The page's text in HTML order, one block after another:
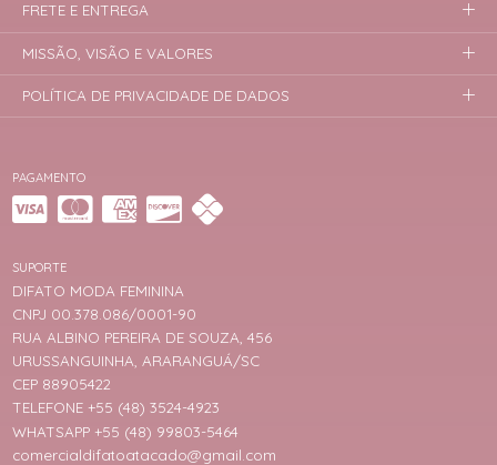
PAGAMENTO
SUPORTE
DIFATO MODA FEMININA
CNPJ 00.378.086/0001-90
RUA ALBINO PEREIRA DE SOUZA, 456
URUSSANGUINHA, ARARANGUÁ/SC
CEP 88905422
TELEFONE +55 (48) 3524-4923
WHATSAPP +55 (48) 99803-5464
comercialdifatoatacado@gmail.com
FRETE E ENTREGA
MISSÃO, VISÃO E VALORES
POLÍTICA DE PRIVACIDADE DE DADOS